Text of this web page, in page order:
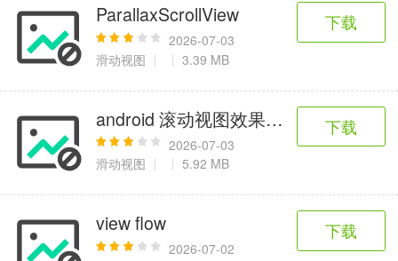
ParallaxScrollView
2026-07-03
滑动视图
3.39 MB
下载
android 滚动视图效果源码
2026-07-03
滑动视图
5.92 MB
下载
view flow
2026-07-02
下载